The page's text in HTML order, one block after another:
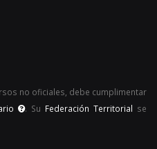
no oficiales, debe cumplimentar
. Su Federación Territorial se